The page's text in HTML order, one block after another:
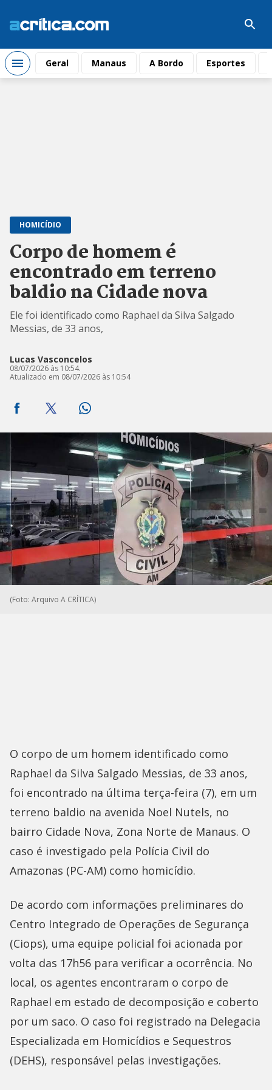
Geral Manaus A Bordo Esportes
HOMICÍDIO
Corpo de homem é
encontrado em terreno
baldio na Cidade nova
Ele foi identificado como Raphael da Silva Salgado
Messias, de 33 anos,
Lucas Vasconcelos
08/07/2026 às 10:54.
Atualizado em 08/07/2026 às 10:54
(Foto: Arquivo A CRÍTICA)
O corpo de um homem identificado como
Raphael da Silva Salgado Messias, de 33 anos,
foi encontrado na última terça-feira (7), em um
terreno baldio na avenida Noel Nutels, no
bairro Cidade Nova, Zona Norte de Manaus. O
caso é investigado pela Polícia Civil do
Amazonas (PC-AM) como homicídio.
De acordo com informações preliminares do
Centro Integrado de Operações de Segurança
(Ciops), uma equipe policial foi acionada por
volta das 17h56 para verificar a ocorrência. No
local, os agentes encontraram o corpo de
Raphael em estado de decomposição e coberto
por um saco. O caso foi registrado na Delegacia
Especializada em Homicídios e Sequestros
(DEHS), responsável pelas investigações.